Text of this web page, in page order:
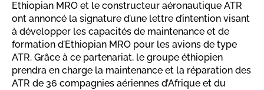
Ethiopian MRO et le constructeur aéronautique ATR
ont annoncé la signature d’une lettre d’intention visant
à développer les capacités de maintenance et de
formation d’Ethiopian MRO pour les avions de type
ATR. Grâce à ce partenariat, le groupe éthiopien
prendra en charge la maintenance et la réparation des
ATR de 36 compagnies aériennes d’Afrique et du